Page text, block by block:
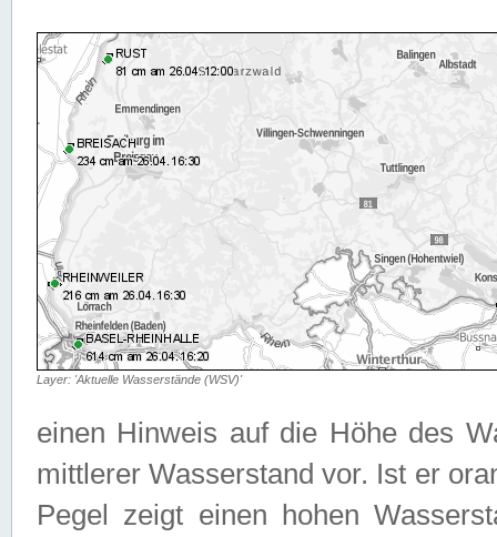
Layer: 'Aktuelle Wasserstände (WSV)'
einen Hinweis auf die Höhe des
mittlerer Wasserstand vor. Ist er
Pegel zeigt einen hohen